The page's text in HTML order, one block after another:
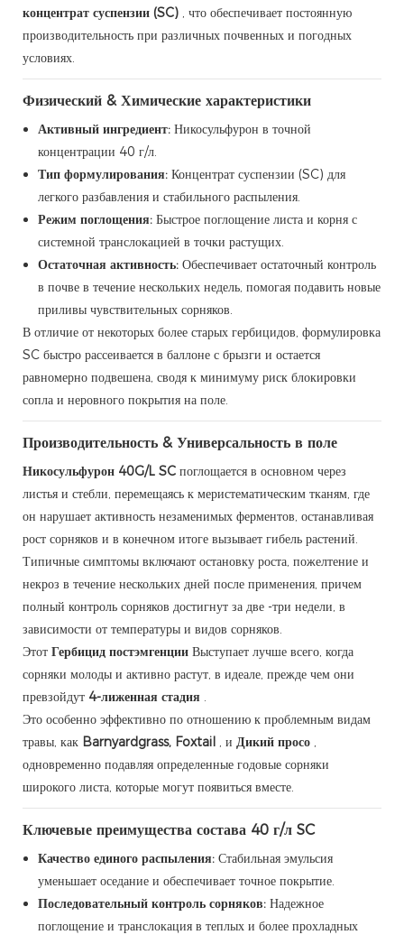
концентрат суспензии (SC) , что обеспечивает постоянную
производительность при различных почвенных и погодных
условиях.
Физический & Химические характеристики
Активный ингредиент: Никосульфурон в точной
концентрации 40 г/л.
Тип формулирования: Концентрат суспензии (SC) для
легкого разбавления и стабильного распыления.
Режим поглощения: Быстрое поглощение листа и корня с
системной транслокацией в точки растущих.
Остаточная активность: Обеспечивает остаточный контроль
в почве в течение нескольких недель, помогая подавить новые
приливы чувствительных сорняков.
В отличие от некоторых более старых гербицидов, формулировка
SC быстро рассеивается в баллоне с брызги и остается
равномерно подвешена, сводя к минимуму риск блокировки
сопла и неровного покрытия на поле.
Производительность & Универсальность в поле
Никосульфурон 40G/L SC поглощается в основном через
листья и стебли, перемещаясь к меристематическим тканям, где
он нарушает активность незаменимых ферментов, останавливая
рост сорняков и в конечном итоге вызывает гибель растений.
Типичные симптомы включают остановку роста, пожелтение и
некроз в течение нескольких дней после применения, причем
полный контроль сорняков достигнут за две -три недели, в
зависимости от температуры и видов сорняков.
Этот Гербицид постэмгенции Выступает лучше всего, когда
сорняки молоды и активно растут, в идеале, прежде чем они
превзойдут 4-лиженная стадия .
Это особенно эффективно по отношению к проблемным видам
травы, как Barnyardgrass, Foxtail , и Дикий просо ,
одновременно подавляя определенные годовые сорняки
широкого листа, которые могут появиться вместе.
Ключевые преимущества состава 40 г/л SC
Качество единого распыления: Стабильная эмульсия
уменьшает оседание и обеспечивает точное покрытие.
Последовательный контроль сорняков: Надежное
поглощение и транслокация в теплых и более прохладных